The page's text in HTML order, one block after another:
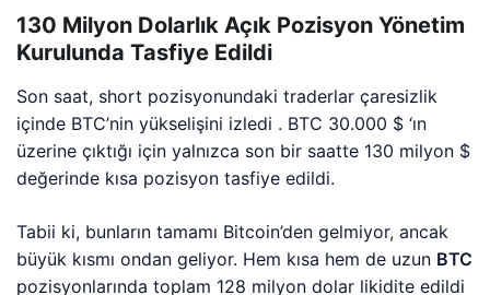
130 Milyon Dolarlık Açık Pozisyon Yönetim
Kurulunda Tasfiye Edildi
Son saat, short pozisyonundaki traderlar çaresizlik
içinde BTC’nin yükselişini izledi . BTC 30.000 $ ‘ın
üzerine çıktığı için yalnızca son bir saatte 130 milyon $
değerinde kısa pozisyon tasfiye edildi.
Tabii ki, bunların tamamı Bitcoin’den gelmiyor, ancak
büyük kısmı ondan geliyor. Hem kısa hem de uzun BTC
pozisyonlarında toplam 128 milyon dolar likidite edildi